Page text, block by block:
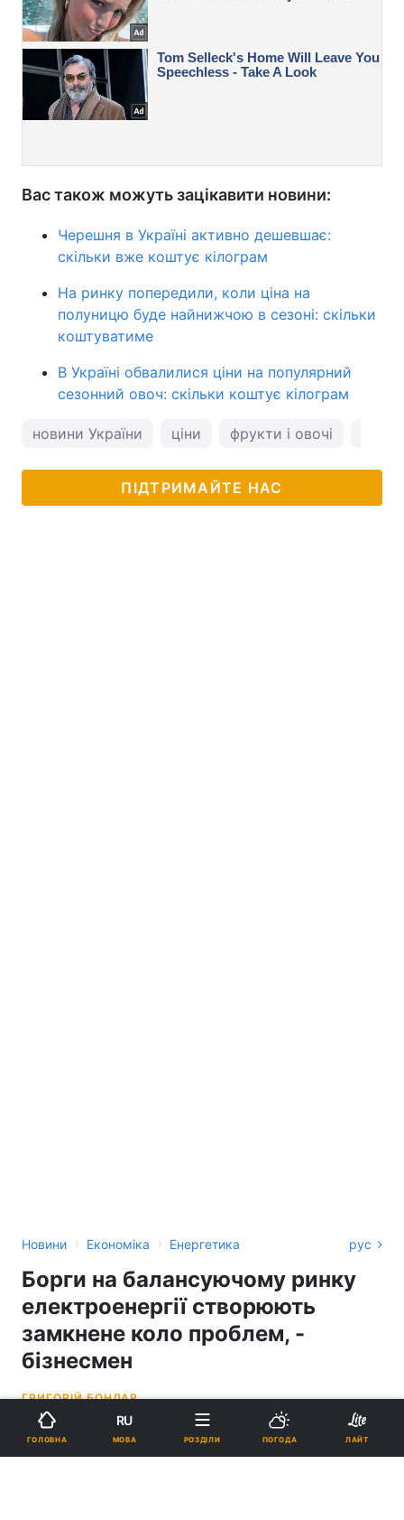
Вас також можуть зацікавити новини:
Черешня в Україні активно дешевшає:
скільки вже коштує кілограм
На ринку попередили, коли ціна на
полуницю буде найнижчою в сезоні: скільки
коштуватиме
В Україні обвалилися ціни на популярний
сезонний овоч: скільки коштує кілограм
новини України ціни фрукти і овочі
ПІДТРИМАЙТЕ НАС
Новини › Економіка › Енергетика рус
Борги на балансуючому ринку
електроенергії створюють
замкнене коло проблем, -
бізнесмен
ГРИГОРІЙ БОНДАР
13:01, 15.06.26
ГОЛОВНА
RU
МОВА РОЗДІЛИ ПОГОДА ЛАЙТ